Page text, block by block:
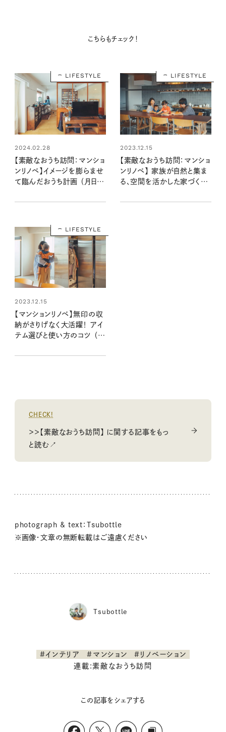
こちらもチェック！
LIFESTYLE
2024.02.28
【素敵なおうち訪問：マンショ
ンリノベ】イメージを膨らませ
て臨んだおうち計画 （月日さ
LIFESTYLE
2023.12.15
【素敵なおうち訪問：マンショ
ンリノベ】 家族が自然と集ま
る、空間を活かした家づくり
LIFESTYLE
2023.12.15
【マンションリノベ】無印の収
納がさりげなく大活躍！ アイ
テム選びと使い方のコツ （菅
CHECK!
＞＞【素敵なおうち訪問】 に関する記事をもっ
と読む↗
photograph & text：Tsubottle
※画像・文章の無断転載はご遠慮ください
Tsubottle
#インテリア #マンション
#リノベーション
連載:素敵なおうち訪問
この記事をシェアする